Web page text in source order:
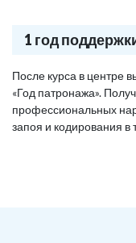
1 год
После курса в центре
«Год патронажа».
профессиональных
запоя и кодирования в